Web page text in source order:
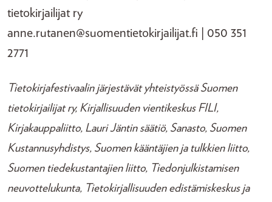
tietokirjailijat ry
anne.rutanen@suomentietokirjailijat.fi | 050 351
2771
Tietokirjafestivaalin järjestävät yhteistyössä Suomen
tietokirjailijat ry, Kirjallisuuden vientikeskus FILI,
Kirjakauppaliitto, Lauri Jäntin säätiö, Sanasto, Suomen
Kustannusyhdistys, Suomen kääntäjien ja tulkkien liitto,
Suomen tiedekustantajien liitto, Tiedonjulkistamisen
neuvottelukunta, Tietokirjallisuuden edistämiskeskus ja